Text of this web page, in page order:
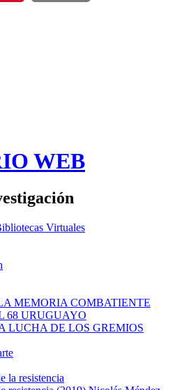
WEB
Virtuales
MEMORIA COMBATIENTE
68 URUGUAYO
LUCHA DE LOS GREMIOS
la resistencia